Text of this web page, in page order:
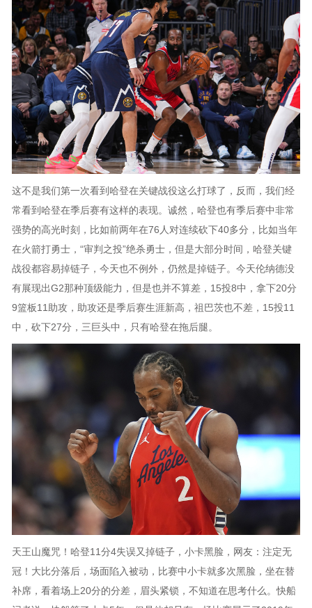
这不是我们第一次看到哈登在关键战役这么打球了，反而，我们经
常看到哈登在季后赛有这样的表现。诚然，哈登也有季后赛中非常
强势的高光时刻，比如前两年在76人对连续砍下40多分，比如当年
在火箭打勇士，“审判之投”绝杀勇士，但是大部分时间，哈登关键
战役都容易掉链子，今天也不例外，仍然是掉链子。今天伦纳德没
有展现出G2那种顶级能力，但是也并不算差，15投8中，拿下20分
9篮板11助攻，助攻还是季后赛生涯新高，祖巴茨也不差，15投11
中，砍下27分，三巨头中，只有哈登在拖后腿。
天王山魔咒！哈登11分4失误又掉链子，小卡黑脸，网友：注定无
冠！大比分落后，场面陷入被动，比赛中小卡就多次黑脸，坐在替
补席，看着场上20分的分差，眉头紧锁，不知道在思考什么。快船